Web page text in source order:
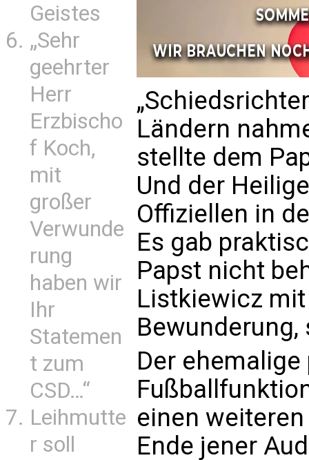
Geistes
„Sehr
geehrter
Herr
Erzbischo
f Koch,
mit
großer
Verwunde
rung
haben wir
Ihr
Statemen
t zum
CSD…“
Leihmutte
r soll
Ländern
stellte dem
Und der
Offiziellen in
Es gab
Papst nicht
Listkiewicz
Der
einen
Ende jener